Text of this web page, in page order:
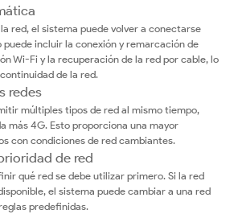
red, el sistema puede volver a conectarse
incluir la conexión y remarcación de
Wi-Fi y la recuperación de la red por cable, lo
de la red.
redes
múltiples tipos de red al mismo tiempo,
más 4G. Esto proporciona una mayor
con condiciones de red cambiantes.
de red
qué red se debe utilizar primero. Si la red
el sistema puede cambiar a una red
predefinidas.